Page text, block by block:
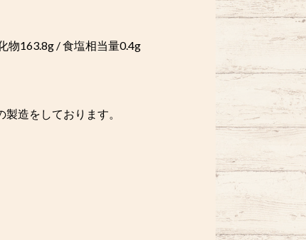
物163.8g / 食塩相当量0.4g
造をしております。